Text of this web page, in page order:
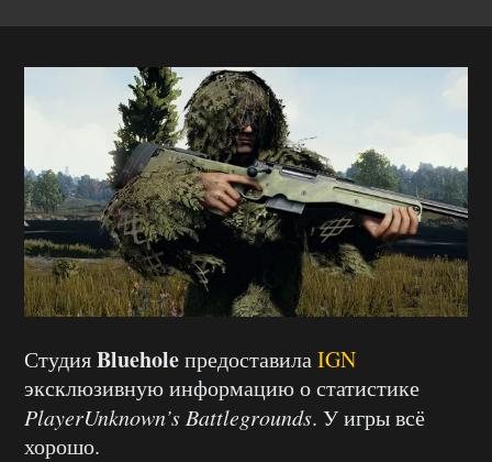
СтудияBlueholeпредоставилаIGN
эксклюзивную информацию о статистике
PlayerUnknown’s Battlegrounds. У игры всё
хорошо.